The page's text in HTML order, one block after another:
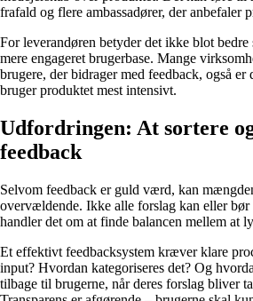
frafald og flere ambassadører, der anbefaler
For leverandøren betyder det ikke blot bedre
mere engageret brugerbase. Mange
brugere, der bidrager med feedback, også
bruger produktet mest intensivt.
Udfordringen: At sortere
feedback
Selvom feedback er guld værd, kan
overvældende. Ikke alle forslag kan eller
handler det om at finde balancen mellem at
Et effektivt feedbacksystem kræver klare
input? Hvordan kategoriseres det? Og
tilbage til brugerne, når deres forslag bliver